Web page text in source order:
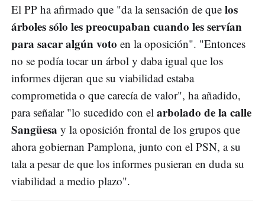
El PP ha afirmado que "da la sensación de que los
árboles sólo les preocupaban cuando les servían
para sacar algún voto en la oposición". "Entonces
no se podía tocar un árbol y daba igual que los
informes dijeran que su viabilidad estaba
comprometida o que carecía de valor", ha añadido,
para señalar "lo sucedido con el arbolado de la calle
Sangüesa y la oposición frontal de los grupos que
ahora gobiernan Pamplona, junto con el PSN, a su
tala a pesar de que los informes pusieran en duda su
viabilidad a medio plazo".